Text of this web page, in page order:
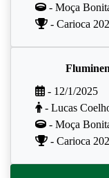
- Moça
- Carioca
- 12/1/2025
- Lucas
- Moça
- Carioca